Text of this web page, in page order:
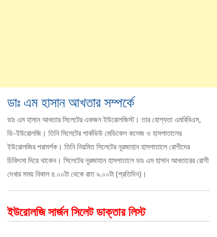
ডাঃ এম হাসান আখতার সম্পর্কে
ডাঃ এম হাসান আখতার সিলেটের একজন ইউরোলজিস্ট। তার যোগ্যতা এমবিবিএস,
ডি-ইউরোলজি। তিনি সিলেটের পার্কভিউ মেডিকেল কলেজ ও হাসপাতালের
ইউরোলজির পরামর্শক। তিনি নিয়মিত সিলেটের নূরজাহান হাসপাতালে রোগীদের
চিকিৎসা দিয়ে থাকেন। সিলেটের নূরজাহান হাসপাতালে ডাঃ এম হাসান আখতারের রোগী
দেখার সময় বিকাল ৪.০০টা থেকে রাত ৯.০০টা (প্রতিদিন)।
ইউরোলজি সার্জন সিলেট ডাক্তার লিস্ট